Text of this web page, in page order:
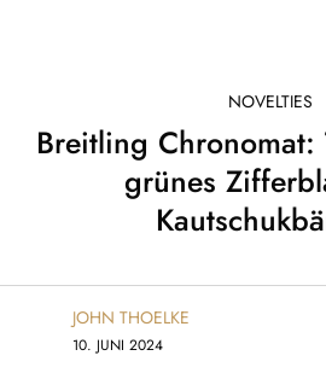
NOVELTIES
Breitling Chronomat:
grünes
JOHN THOELKE
10. JUNI 2024